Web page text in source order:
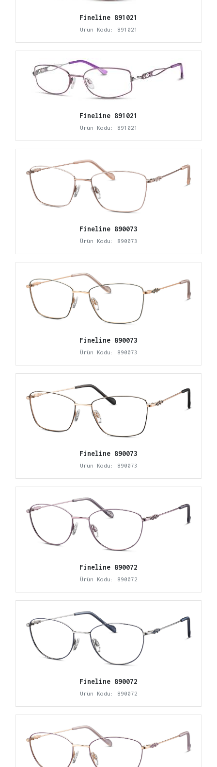
Fineline 891021
Ürün Kodu: 891021
Fineline 891021
Ürün Kodu: 891021
Fineline 890073
Ürün Kodu: 890073
Fineline 890073
Ürün Kodu: 890073
Fineline 890073
Ürün Kodu: 890073
Fineline 890072
Ürün Kodu: 890072
Fineline 890072
Ürün Kodu: 890072